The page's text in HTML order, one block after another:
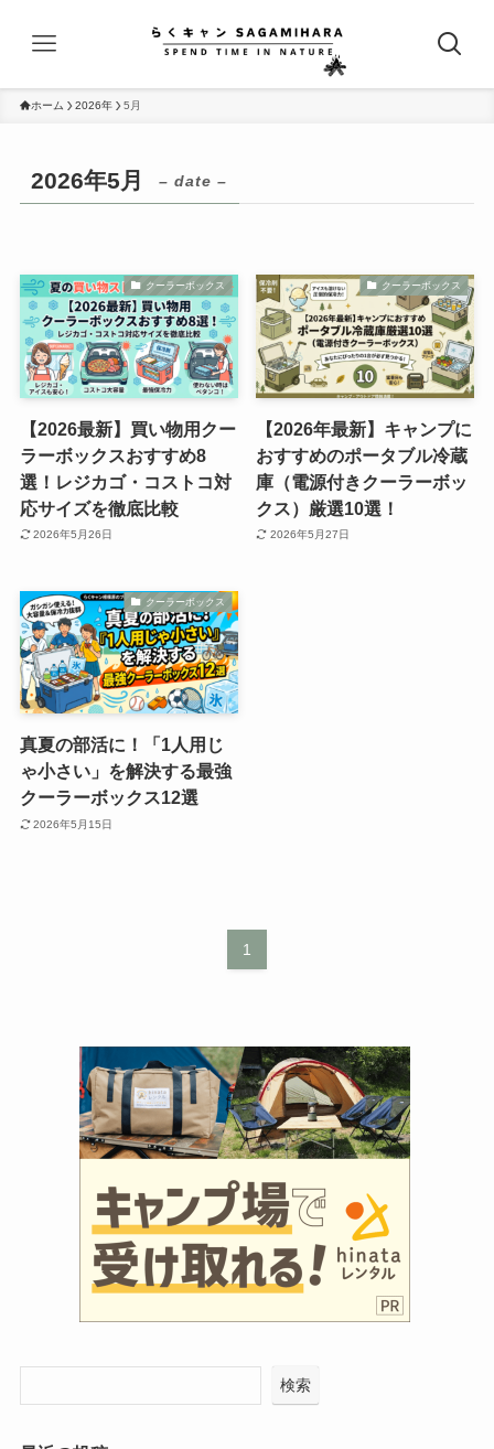
ホーム 2026年 5月
2026年5月 – date –
クーラーボックス
【2026最新】買い物用クー
ラーボックスおすすめ8
選！レジカゴ・コストコ対
応サイズを徹底比較
2026年5月26日
クーラーボックス
【2026年最新】キャンプに
おすすめのポータブル冷蔵
庫（電源付きクーラーボッ
クス）厳選10選！
2026年5月27日
クーラーボックス
真夏の部活に！「1人用じ
ゃ小さい」を解決する最強
クーラーボックス12選
2026年5月15日
1
検索